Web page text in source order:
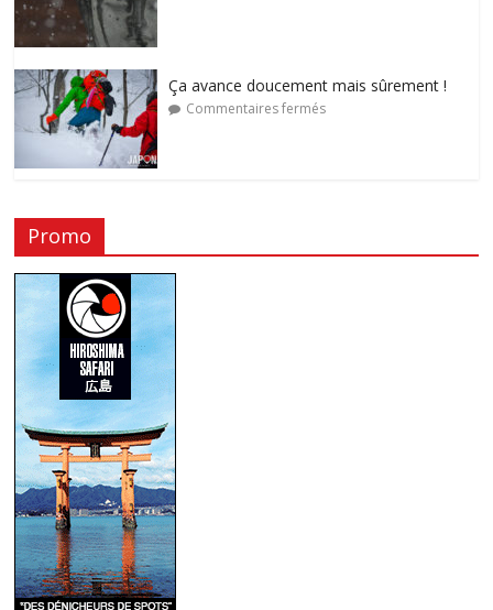
Ça avance doucement mais sûrement !
Commentaires fermés
Promo